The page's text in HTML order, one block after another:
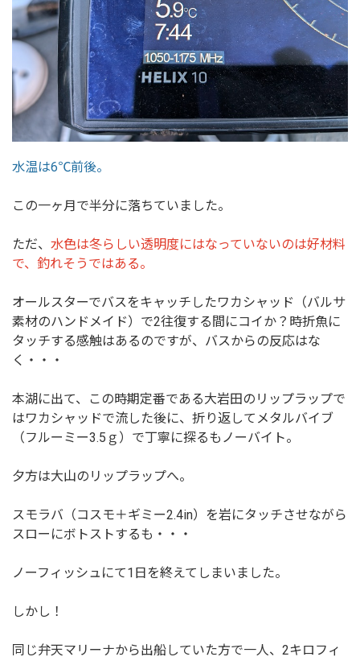
水温は6℃前後。
この一ヶ月で半分に落ちていました。
ただ、 水色は冬らしい透明度にはなっていないのは好材料
で、釣れそうではある。
オールスターでバスをキャッチしたワカシャッド（バルサ
素材のハンドメイド）で2往復する間にコイか？時折魚に
タッチする感触はあるのですが、バスからの反応はな
く・・・
本湖に出て、この時期定番である大岩田のリップラップで
はワカシャッドで流した後に、折り返してメタルバイブ
（フルーミー3.5ｇ）で丁寧に探るもノーバイト。
夕方は大山のリップラップへ。
スモラバ（コスモ＋ギミー2.4in）を岩にタッチさせながら
スローにボトストするも・・・
ノーフィッシュにて1日を終えてしまいました。
しかし！
同じ弁天マリーナから出船していた方で一人、2キロフィ